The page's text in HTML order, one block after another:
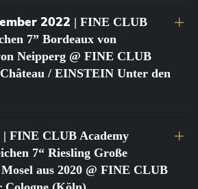
2022 | FINE CLUB
7” Bordeaux von
Neipperg @ FINE CLUB
/ EINSTEIN Unter den
| FINE CLUB Academy
7“ Riesling Große
aus 2020 @ FINE CLUB